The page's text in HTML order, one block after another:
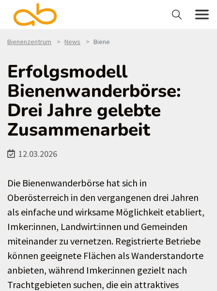
Bienenzentrum News Biene
Erfolgsmodell
Bienenwanderbörse:
Drei Jahre gelebte
Zusammenarbeit
12.03.2026
Die Bienenwanderbörse hat sich in
Oberösterreich in den vergangenen drei Jahren
als einfache und wirksame Möglichkeit etabliert,
Imker:innen, Landwirt:innen und Gemeinden
miteinander zu vernetzen. Registrierte Betriebe
können geeignete Flächen als Wanderstandorte
anbieten, während Imker:innen gezielt nach
Trachtgebieten suchen, die ein attraktives